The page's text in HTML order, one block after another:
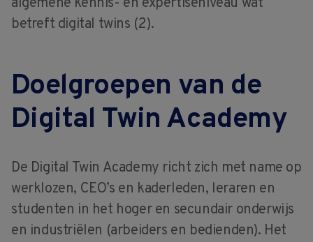
betreft digital twins (2).
Doelgroepen van de
Digital Twin Academy
De Digital Twin Academy richt zich met name op
werklozen, CEO’s en kaderleden, leraren en
studenten in het hoger en secundair onderwijs
en industriëlen (arbeiders en bedienden). Het